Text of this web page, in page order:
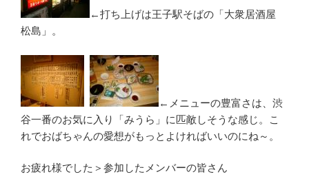
←打ち上げは王子駅そばの「大衆居酒屋
松島」。
←メニューの豊富さは、渋
谷一番のお気に入り「みうら」に匹敵しそうな感じ。こ
れでおばちゃんの愛想がもっとよければいいのにね～。
お疲れ様でした＞参加したメンバーの皆さん